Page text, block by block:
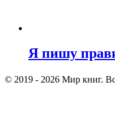
Я пишу
© 2019 - 2026 Мир книг.